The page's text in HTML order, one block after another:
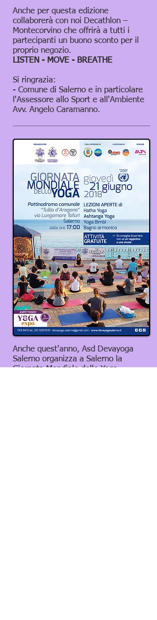
Anche per questa edizione
collaborerà con noi Decathlon –
Montecorvino che offrirà a tutti i
partecipanti un buono sconto per il
proprio negozio.
LISTEN - MOVE - BREATHE
Si ringrazia:
- Comune di Salerno e in particolare
l'Assessore allo Sport e all'Ambiente
Avv. Angelo Caramanno.
Anche quest'anno, Asd Devayoga
Salerno organizza a Salerno la
Giornata Mondiale dello Yoga